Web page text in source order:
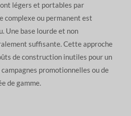
légers et portables par
complexe ou permanent est
Une base lourde et non
suffisante. Cette approche
de construction inutiles pour un
promotionnelles ou de
de gamme.